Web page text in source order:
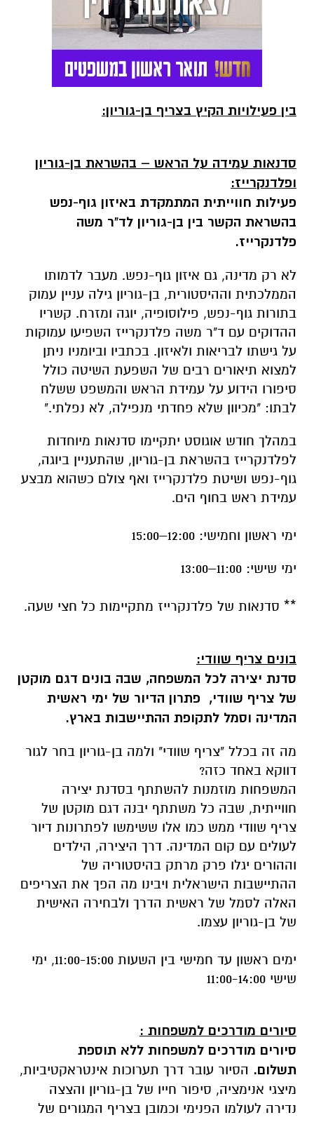
בין פעילויות הקיץ בצריף בן-גוריון:
סדנאות עמידה על הראש – בהשראת בן-גוריון
ופלדנקרייז:
פעילות חווייתית המתמקדת באיזון גוף-נפש
בהשראת הקשר בין בן-גוריון לד"ר משה
פלדנקרייז.
לא רק מדינה, גם איזון גוף-נפש. מעבר לדמותו
הממלכתית וההיסטורית, בן-גוריון גילה עניין עמוק
בתורות גוף-נפש, פילוסופיה, יוגה ומזרח. קשריו
ההדוקים עם ד"ר משה פלדנקרייז השפיעו עמוקות
על גישתו לבריאות ולאיזון. בכתביו וביומניו ניתן
למצוא תיאורים רבים של השפעת השיטה כולל
סיפורו הידוע על עמידת הראש והמשפט ששלח
לבתו: "מכיוון שלא פחדתי מנפילה, לא נפלתי."
במהלך חודש אוגוסט יתקיימו סדנאות מיוחדות
לפלדנקרייז בהשראת בן-גוריון, שהתעניין ביוגה,
גוף-נפש ושיטת פלדנקרייז ואף צולם כשהוא מבצע
עמידת ראש בחוף הים.
ימי ראשון וחמישי: 12:00–15:00
ימי שישי: 11:00–13:00
** סדנאות של פלדנקרייז מתקיימות כל חצי שעה.
בונים צריף שוודי:
סדנת יצירה לכל המשפחה, שבה בונים דגם מוקטן
של צריף שוודי, פתרון הדיור של ימי ראשית
המדינה וסמל לתקופת ההתיישבות בארץ.
מה זה בכלל "צריף שוודי" ולמה בן-גוריון בחר לגור
דווקא באחד כזה?
המשפחות מוזמנות להשתתף בסדנת יצירה
חווייתית, שבה כל משתתף יבנה דגם מוקטן של
צריף שוודי ממש כמו אלו ששימשו לפתרונות דיור
לעולים עם קום המדינה. דרך היצירה, הילדים
וההורים יגלו פרק מרתק בהיסטוריה של
ההתיישבות הישראלית ויבינו מה הפך את הצריפים
האלה לסמל של ראשית הדרך ולבחירה האישית
של בן-גוריון עצמו.
ימים ראשון עד חמישי בין השעות 11:00-15:00, ימי
שישי 11:00-14:00
סיורים מודרכים למשפחות :
סיורים מודרכים למשפחות ללא תוספת
תשלום. הסיור עובר דרך תערוכות אינטראקטיביות,
מיצגי אנימציה, סיפור חייו של בן-גוריון והצצה
נדירה לעולמו הפנימי וכמובן בצריף המגורים של